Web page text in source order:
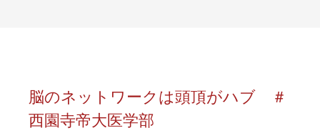
脳のネットワークは頭頂がハブ ＃
西園寺帝大医学部